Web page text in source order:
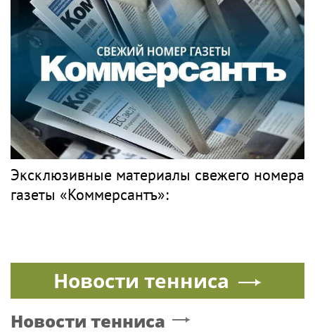
Эксклюзивные материалы свежего номера
газеты «Коммерсантъ»:
Новости тенниса
Новости тенниса